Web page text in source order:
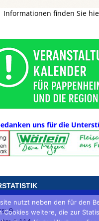
Informationen finden Sie
uns für die
9
nutzt neben den für den
Cookies weitere, die zur